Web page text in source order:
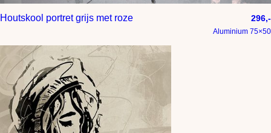
Houtskool portret grijs met roze 296,-
Aluminium 75×50